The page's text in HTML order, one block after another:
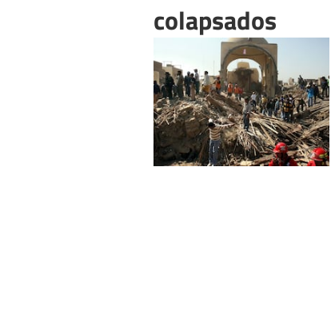
colapsados